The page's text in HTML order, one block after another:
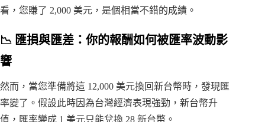
看，您賺了 2,000 美元，是個相當不錯的成績。
📉 匯損與匯差：你的報酬如何被匯率波動影
響
然而，當您準備將這 12,000 美元換回新台幣時，發現匯
率變了。假設此時因為台灣經濟表現強勁，新台幣升
值，匯率變成 1 美元只能兌換 28 新台幣。